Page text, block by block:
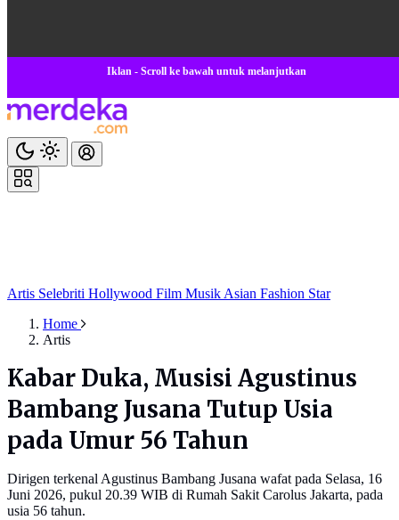
Iklan - Scroll ke bawah untuk melanjutkan
Artis Selebriti Hollywood Film Musik Asian Fashion Star
Home
Artis
Kabar Duka, Musisi Agustinus
Bambang Jusana Tutup Usia
pada Umur 56 Tahun
Dirigen terkenal Agustinus Bambang Jusana wafat pada Selasa, 16
Juni 2026, pukul 20.39 WIB di Rumah Sakit Carolus Jakarta, pada
usia 56 tahun.